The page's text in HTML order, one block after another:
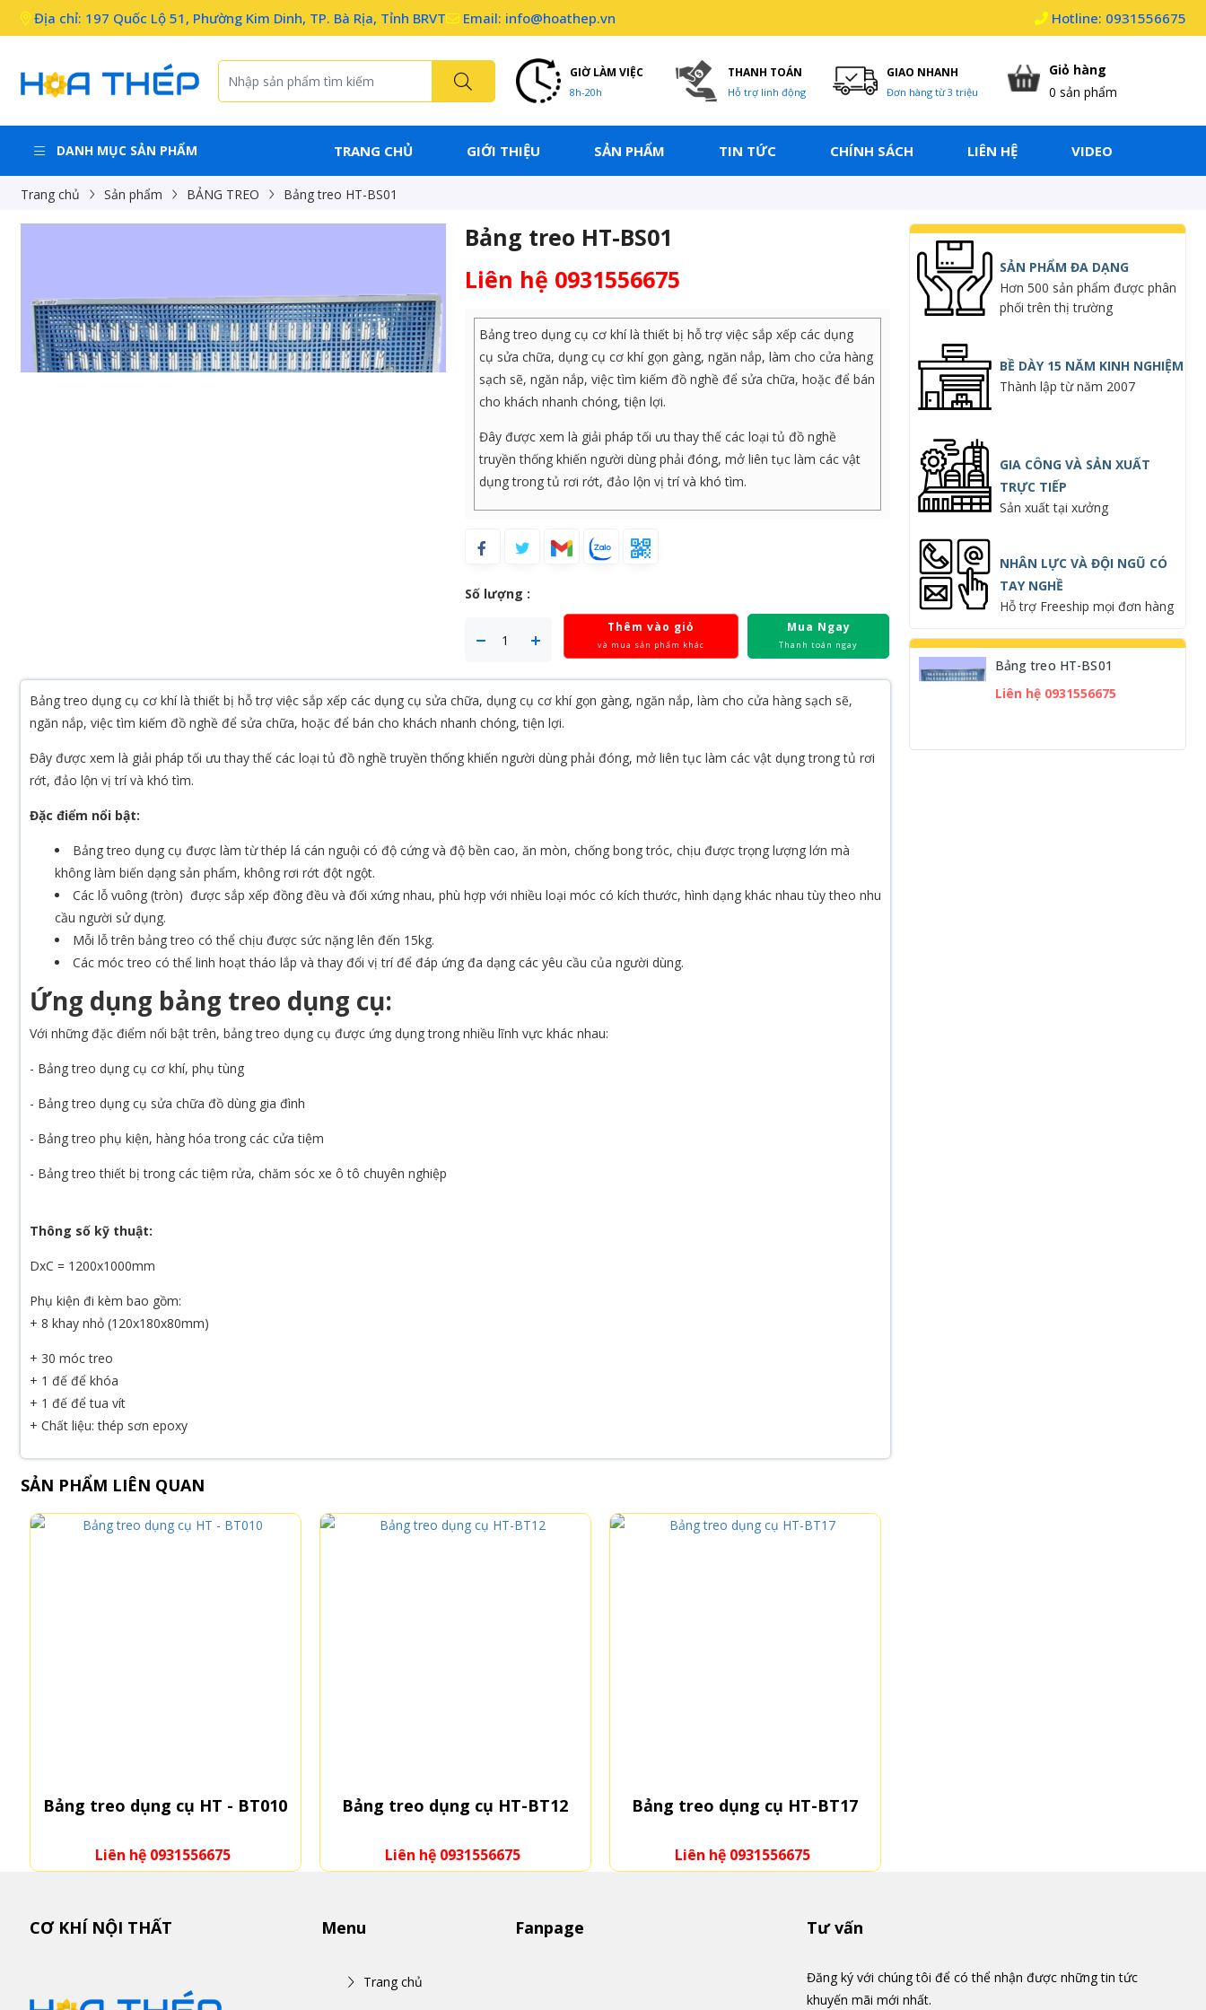
Địa chỉ: 197 Quốc Lộ 51, Phường Kim Dinh, TP. Bà Rịa, Tỉnh BRVT Email: info@hoathep.vn Hotline: 0931556675
GIỜ LÀM VIỆC
8h-20h
THANH TOÁN
Hỗ trợ linh động
GIAO NHANH
Đơn hàng từ 3 triệu
Giỏ hàng
0 sản phẩm
DANH MỤC SẢN PHẨM TRANG CHỦ GIỚI THIỆU SẢN PHẨM TIN TỨC CHÍNH SÁCH LIÊN HỆ VIDEO
Trang chủ Sản phẩm BẢNG TREO Bảng treo HT-BS01
Bảng treo HT-BS01
Liên hệ 0931556675
Bảng treo dụng cụ cơ khí là thiết bị hỗ trợ việc sắp xếp các dụng
cụ sửa chữa, dụng cụ cơ khí gọn gàng, ngăn nắp, làm cho cửa hàng
sạch sẽ, ngăn nắp, việc tìm kiếm đồ nghề để sửa chữa, hoặc để bán
cho khách nhanh chóng, tiện lợi.
Đây được xem là giải pháp tối ưu thay thế các loại tủ đồ nghề
truyền thống khiến người dùng phải đóng, mở liên tục làm các vật
dụng trong tủ rơi rớt, đảo lộn vị trí và khó tìm.
Số lượng :
Thêm vào giỏ
và mua sản phẩm khác
Mua Ngay
Thanh toán ngay
Bảng treo dụng cụ cơ khí là thiết bị hỗ trợ việc sắp xếp các dụng cụ sửa chữa, dụng cụ cơ khí gọn gàng, ngăn nắp, làm cho cửa hàng sạch sẽ,
ngăn nắp, việc tìm kiếm đồ nghề để sửa chữa, hoặc để bán cho khách nhanh chóng, tiện lợi.
Đây được xem là giải pháp tối ưu thay thế các loại tủ đồ nghề truyền thống khiến người dùng phải đóng, mở liên tục làm các vật dụng trong tủ rơi
rớt, đảo lộn vị trí và khó tìm.
Đặc điểm nổi bật:
Bảng treo dụng cụ được làm từ thép lá cán nguội có độ cứng và độ bền cao, ăn mòn, chống bong tróc, chịu được trọng lượng lớn mà
không làm biến dạng sản phẩm, không rơi rớt đột ngột.
Các lỗ vuông (tròn) được sắp xếp đồng đều và đối xứng nhau, phù hợp với nhiều loại móc có kích thước, hình dạng khác nhau tùy theo nhu
cầu người sử dụng.
Mỗi lỗ trên bảng treo có thể chịu được sức nặng lên đến 15kg.
Các móc treo có thể linh hoạt tháo lắp và thay đổi vị trí để đáp ứng đa dạng các yêu cầu của người dùng.
Ứng dụng bảng treo dụng cụ:
Với những đặc điểm nổi bật trên, bảng treo dụng cụ được ứng dụng trong nhiều lĩnh vực khác nhau:
- Bảng treo dụng cụ cơ khí, phụ tùng
- Bảng treo dụng cụ sửa chữa đồ dùng gia đình
- Bảng treo phụ kiện, hàng hóa trong các cửa tiệm
- Bảng treo thiết bị trong các tiệm rửa, chăm sóc xe ô tô chuyên nghiệp
Thông số kỹ thuật:
DxC = 1200x1000mm
Phụ kiện đi kèm bao gồm:
+ 8 khay nhỏ (120x180x80mm)
+ 30 móc treo
+ 1 đế để khóa
+ 1 đế để tua vít
+ Chất liệu: thép sơn epoxy
SẢN PHẨM LIÊN QUAN
Bảng treo dụng cụ HT - BT010
Liên hệ 0931556675
Bảng treo dụng cụ HT-BT12
Liên hệ 0931556675
Bảng treo dụng cụ HT-BT17
Liên hệ 0931556675
SẢN PHẨM ĐA DẠNG
Hơn 500 sản phẩm được phân
phối trên thị trường
BỀ DÀY 15 NĂM KINH NGHIỆM
Thành lập từ năm 2007
GIA CÔNG VÀ SẢN XUẤT
TRỰC TIẾP
Sản xuất tại xưởng
NHÂN LỰC VÀ ĐỘI NGŨ CÓ
TAY NGHỀ
Hỗ trợ Freeship mọi đơn hàng
Bảng treo HT-BS01
Liên hệ 0931556675
CƠ KHÍ NỘI THẤT Menu
Trang chủ
Fanpage Tư vấn
Đăng ký với chúng tôi để có thể nhận được những tin tức
khuyến mãi mới nhất.